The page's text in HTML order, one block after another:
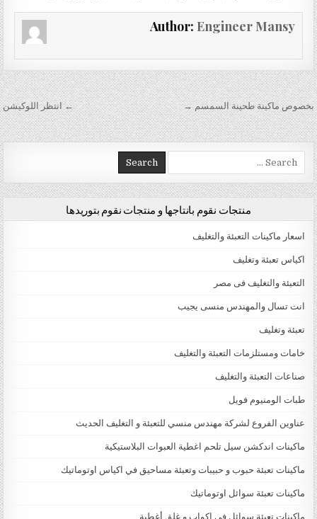
Author: Engineer Mansy
تصفّح المقالات ← انتظر اللوكيشن بخصوص ماكينة طحينة السمسم →
Search for:
منتجات نقوم بانتاجها و منتجات نقوم بتوريدها
اسعار ماكينات التعبئة والتغليف
اكياس تعبئة وتغليف
التعبئة والتغليف فى مصر
انت تسال والمهندس منسى يجيب
تعبئة وتغليف
خامات ومستلزمات التعبئة والتغليف
صناعات التعبئة والتغليف
طبات الومنيوم فويل
عناوين الفروع لشركة مهندس منسي للتعبئة و التغليف الحديث
ماكينات اندكشن سيل تلحم اغطية العبوات البلاستيكية
ماكينات تعبئة حبوب و حبيبات وتعبئة مساحيق في اكياس اوتوماتيك
ماكينات تعبئة سوائل اوتوماتيك
ماكينات تعبئة سوائل فى اكواب و غلق أغطية